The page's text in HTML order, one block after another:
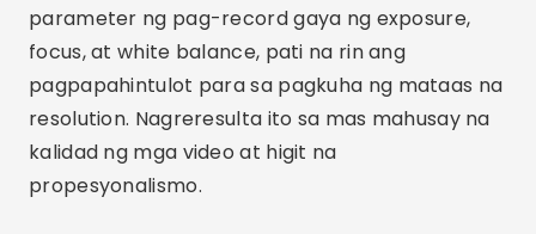
sa iyo. Mahalagang suriin ang mga opsyon sa
pagpepresyo at mga tampok na inaalok ng
bawat application bago gumawa ng desisyon.
Posible bang mag-record ng mga